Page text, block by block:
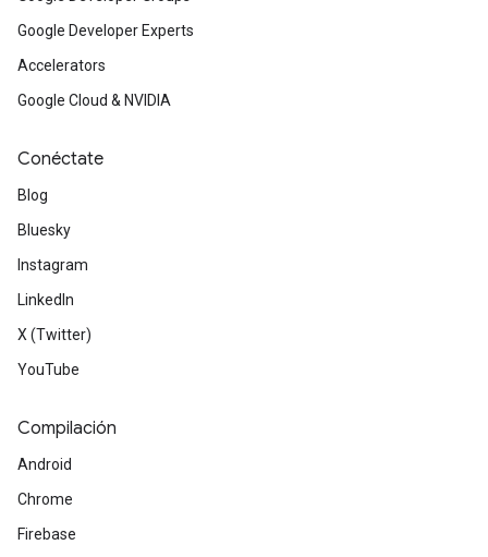
Google Developer Experts
Accelerators
Google Cloud & NVIDIA
Conéctate
Blog
Bluesky
Instagram
LinkedIn
X (Twitter)
YouTube
Compilación
Android
Chrome
Firebase